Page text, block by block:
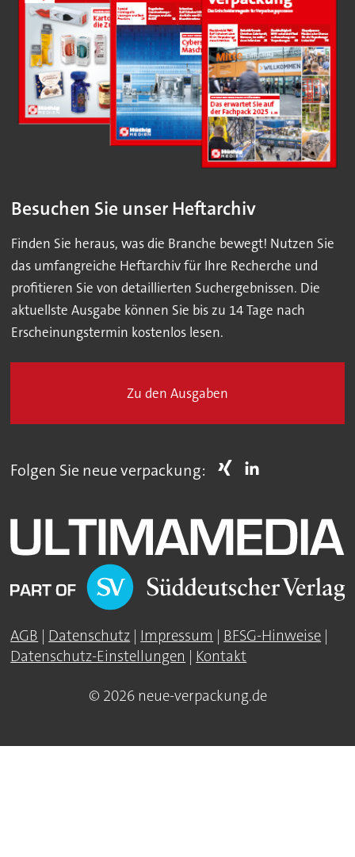
Besuchen Sie unser Heftarchiv
Finden Sie heraus, was die Branche bewegt! Nutzen Sie
das umfangreiche Heftarchiv für Ihre Recherche und
profitieren Sie von detaillierten Suchergebnissen. Die
aktuellste Ausgabe können Sie bis zu 14 Tage nach
Erscheinungstermin kostenlos lesen.
Zu den Ausgaben
Folgen Sie neue verpackung:
AGB | Datenschutz | Impressum | BFSG-Hinweise |
Datenschutz-Einstellungen | Kontakt
© 2026 neue-verpackung.de